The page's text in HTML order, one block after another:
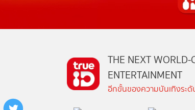
THE NEXT WORLD-
ENTERTAINMENT
อีกขั้นของความบันเทิงระ